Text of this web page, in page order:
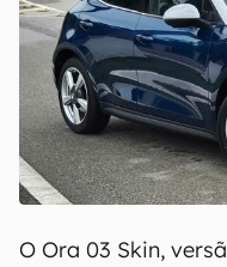
O Ora 03 Skin,